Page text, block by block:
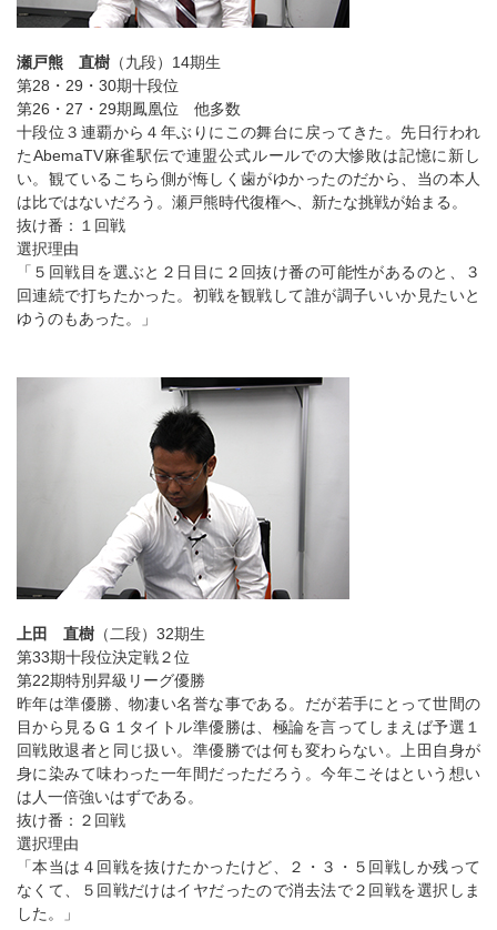
瀬戸熊 直樹 （九段）14期生
第28・29・30期十段位
第26・27・29期鳳凰位 他多数
十段位３連覇から４年ぶりにこの舞台に戻ってきた。先日行われ
たAbemaTV麻雀駅伝で連盟公式ルールでの大惨敗は記憶に新し
い。観ているこちら側が悔しく歯がゆかったのだから、当の本人
は比ではないだろう。瀬戸熊時代復権へ、新たな挑戦が始まる。
抜け番：１回戦
選択理由
「５回戦目を選ぶと２日目に２回抜け番の可能性があるのと、３
回連続で打ちたかった。初戦を観戦して誰が調子いいか見たいと
ゆうのもあった。」
上田 直樹 （二段）32期生
第33期十段位決定戦２位
第22期特別昇級リーグ優勝
昨年は準優勝、物凄い名誉な事である。だが若手にとって世間の
目から見るＧ１タイトル準優勝は、極論を言ってしまえば予選１
回戦敗退者と同じ扱い。準優勝では何も変わらない。上田自身が
身に染みて味わった一年間だっただろう。今年こそはという想い
は人一倍強いはずである。
抜け番：２回戦
選択理由
「本当は４回戦を抜けたかったけど、２・３・５回戦しか残って
なくて、５回戦だけはイヤだったので消去法で２回戦を選択しま
した。」